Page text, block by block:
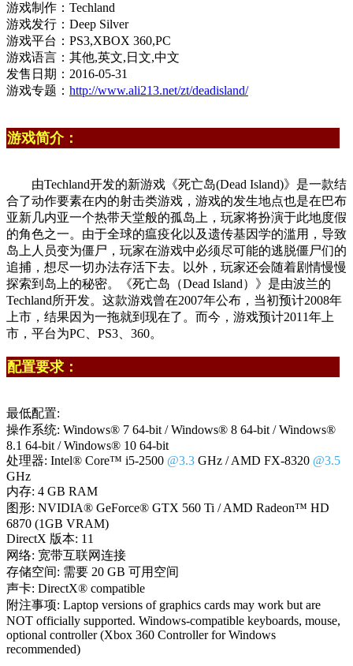
游戏制作：Techland
游戏发行：Deep Silver
游戏平台：PS3,XBOX 360,PC
游戏语言：其他,英文,日文,中文
发售日期：2016-05-31
游戏专题： http://www.ali213.net/zt/deadisland/
游戏简介：
由Techland开发的新游戏《死亡岛(Dead Island)》是一款结
合了动作要素在内的射击类游戏，游戏的发生地点也是在巴布
亚新几内亚一个热带天堂般的孤岛上，玩家将扮演于此地度假
的角色之一。由于全球的瘟疫化以及遗传基因学的滥用，导致
岛上人员变为僵尸，玩家在游戏中必须尽可能的逃脱僵尸们的
追捕，想尽一切办法存活下去。以外，玩家还会随着剧情慢慢
探索到岛上的秘密。《死亡岛（Dead Island）》是由波兰的
Techland所开发。这款游戏曾在2007年公布，当初预计2008年
上市，结果因为一拖就到现在了。而今，游戏预计2011年上
市，平台为PC、PS3、360。
配置要求：
最低配置:
操作系统: Windows® 7 64-bit / Windows® 8 64-bit / Windows®
8.1 64-bit / Windows® 10 64-bit
处理器: Intel® Core™ i5-2500 @3.3 GHz / AMD FX-8320 @3.5
GHz
内存: 4 GB RAM
图形: NVIDIA® GeForce® GTX 560 Ti / AMD Radeon™ HD
6870 (1GB VRAM)
DirectX 版本: 11
网络: 宽带互联网连接
存储空间: 需要 20 GB 可用空间
声卡: DirectX® compatible
附注事项: Laptop versions of graphics cards may work but are
NOT officially supported. Windows-compatible keyboards, mouse,
optional controller (Xbox 360 Controller for Windows
recommended)